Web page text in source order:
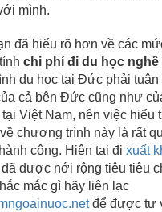
mình.
đã hiểu rõ hơn về các
chi phí đi du học
du học tại Đức phải tuân
cả bên Đức cũng như
Việt Nam, nên việc hiểu
chương trình này là rất
công. Hiện tại đi xuất
được nới rộng tiêu tiêu
mắc gì hãy liên lạc
để được tư